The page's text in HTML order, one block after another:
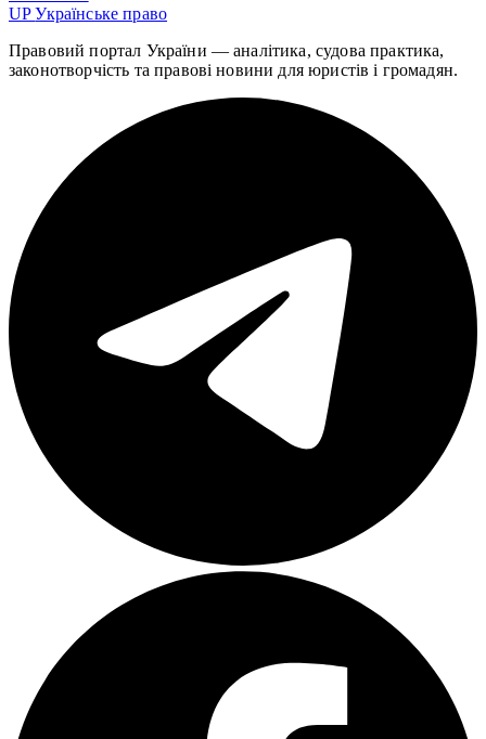
UPУкраїнське право
Правовий портал України — аналітика, судова практика,
законотворчість та правові новини для юристів і громадян.